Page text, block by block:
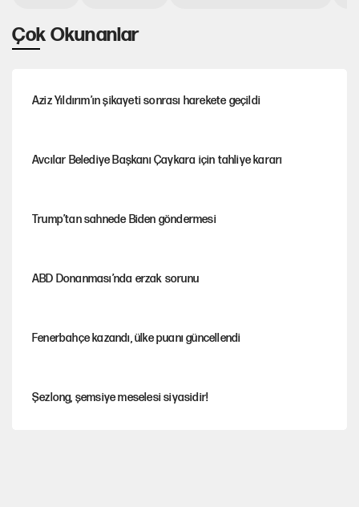
Çok Okunanlar
Aziz Yıldırım’ın şikayeti sonrası harekete geçildi
Avcılar Belediye Başkanı Çaykara için tahliye kararı
Trump’tan sahnede Biden göndermesi
ABD Donanması’nda erzak sorunu
Fenerbahçe kazandı, ülke puanı güncellendi
Şezlong, şemsiye meselesi siyasidir!